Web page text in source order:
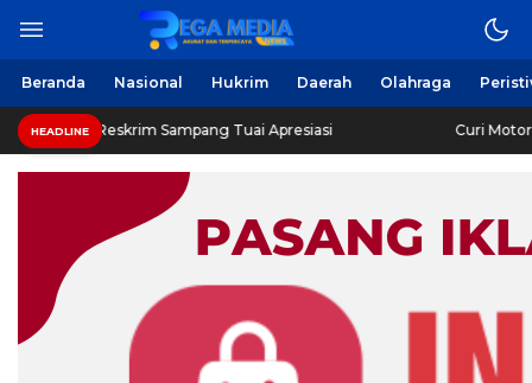
Beranda Nasional Hukrim Daerah Olahraga
HEADLINESampang Tuai Apresiasi Curi Motor! Dua